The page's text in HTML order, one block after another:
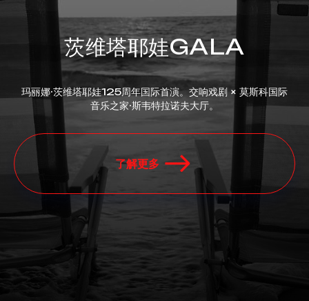
茨维塔耶娃GALA
玛丽娜·茨维塔耶娃125周年国际首演。交响戏剧 × 莫斯科国际
音乐之家·斯韦特拉诺夫大厅。
了解更多